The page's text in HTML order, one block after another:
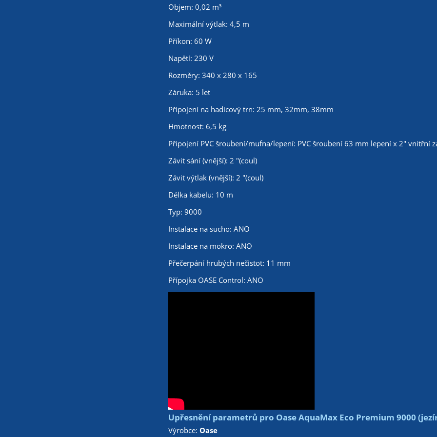
Objem: 0,02 m³
Maximální výtlak: 4,5 m
Příkon: 60 W
Napětí: 230 V
Rozměry: 340 x 280 x 165
Záruka: 5 let
Připojení na hadicový trn: 25 mm, 32mm, 38mm
Hmotnost: 6,5 kg
Připojení PVC šroubení/mufna/lepení: PVC šroubení 63 mm lepení x 2" vnitřní
Závit sání (vnější): 2 "(coul)
Závit výtlak (vnější): 2 "(coul)
Délka kabelu: 10 m
Typ: 9000
Instalace na sucho: ANO
Instalace na mokro: ANO
Přečerpání hrubých nečistot: 11 mm
Přípojka OASE Control: ANO
Upřesnění parametrů pro Oase AquaMax Eco Premium 9000
Výrobce: Oase